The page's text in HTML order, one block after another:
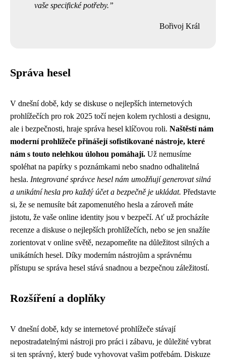
vaše specifické potřeby.
Bořivoj Král
Správa hesel
V dnešní době, kdy se diskuse o nejlepších internetových
prohlížečích pro rok 2025 točí nejen kolem rychlosti a designu,
ale i bezpečnosti, hraje správa hesel klíčovou roli. Naštěstí nám
moderní prohlížeče přinášejí sofistikované nástroje, které
nám s touto nelehkou úlohou pomáhají. Už nemusíme
spoléhat na papírky s poznámkami nebo snadno odhalitelná
hesla. Integrované správce hesel nám umožňují generovat silná
a unikátní hesla pro každý účet a bezpečně je ukládat. Představte
si, že se nemusíte bát zapomenutého hesla a zároveň máte
jistotu, že vaše online identity jsou v bezpečí. Ať už procházíte
recenze a diskuse o nejlepších prohlížečích, nebo se jen snažíte
zorientovat v online světě, nezapomeňte na důležitost silných a
unikátních hesel. Díky moderním nástrojům a správnému
přístupu se správa hesel stává snadnou a bezpečnou záležitostí.
Rozšíření a doplňky
V dnešní době, kdy se internetové prohlížeče stávají
nepostradatelnými nástroji pro práci i zábavu, je důležité vybrat
si ten správný, který bude vyhovovat vašim potřebám. Diskuze